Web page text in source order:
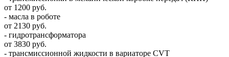
от 1200 руб.
- масла в роботе
от 2130 руб.
- гидротрансформатора
от 3830 руб.
- трансмиссионной жидкости в вариаторе CVT